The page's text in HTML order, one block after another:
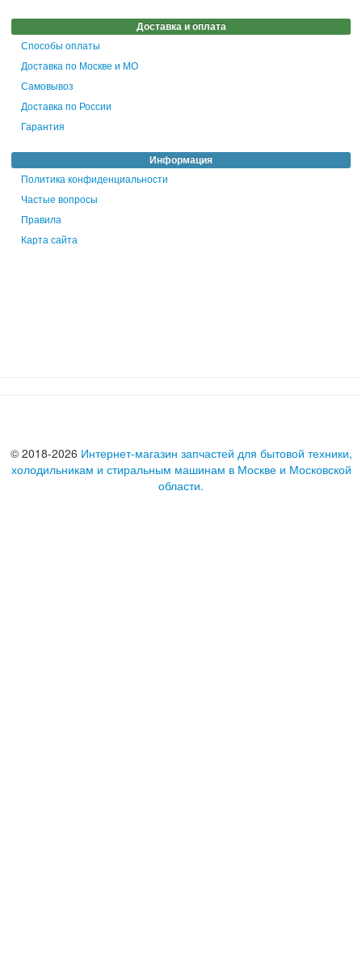
Доставка и оплата
Способы оплаты
Доставка по Москве и МО
Самовывоз
Доставка по России
Гарантия
Информация
Политика конфиденциальности
Частые вопросы
Правила
Карта сайта
© 2018-2026 Интернет-магазин запчастей для бытовой техники,
холодильникам и стиральным машинам в Москве и Московской
области.